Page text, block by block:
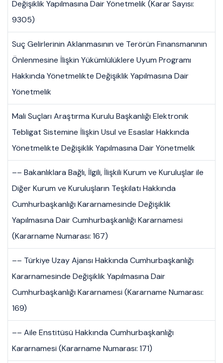
Değişiklik Yapılmasına Dair Yönetmelik (Karar Sayısı:
9305)
Suç Gelirlerinin Aklanmasının ve Terörün Finansmanının
Önlenmesine İlişkin Yükümlülüklere Uyum Programı
Hakkında Yönetmelikte Değişiklik Yapılmasına Dair
Yönetmelik
Mali Suçları Araştırma Kurulu Başkanlığı Elektronik
Tebligat Sistemine İlişkin Usul ve Esaslar Hakkında
Yönetmelikte Değişiklik Yapılmasına Dair Yönetmelik
–– Bakanlıklara Bağlı, İlgili, İlişkili Kurum ve Kuruluşlar ile
Diğer Kurum ve Kuruluşların Teşkilatı Hakkında
Cumhurbaşkanlığı Kararnamesinde Değişiklik
Yapılmasına Dair Cumhurbaşkanlığı Kararnamesi
(Kararname Numarası: 167)
–– Türkiye Uzay Ajansı Hakkında Cumhurbaşkanlığı
Kararnamesinde Değişiklik Yapılmasına Dair
Cumhurbaşkanlığı Kararnamesi (Kararname Numarası:
169)
–– Aile Enstitüsü Hakkında Cumhurbaşkanlığı
Kararnamesi (Kararname Numarası: 171)